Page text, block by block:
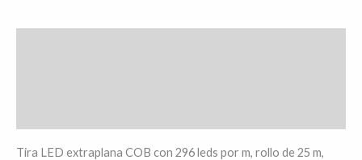
Tira LED extraplana COB con 296 leds por m, rollo de 25 m,